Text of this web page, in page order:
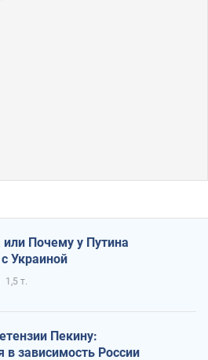
Почему у Путина
Украиной
1,5 т.
Пекину:
зависимость России